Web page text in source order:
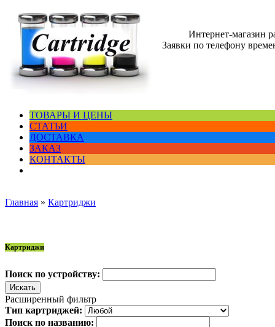
Интернет-магазин
Заявки по телефону
ТОВАРЫ И ЦЕНЫ
СТАТЬИ
ДОСТАВКА
ЗАКАЗ
КОНТАКТЫ
Главная » Картриджи
Картриджи
Поиск по устройству:
Расширенный фильтр
Тип картриджей:
Поиск по названию: